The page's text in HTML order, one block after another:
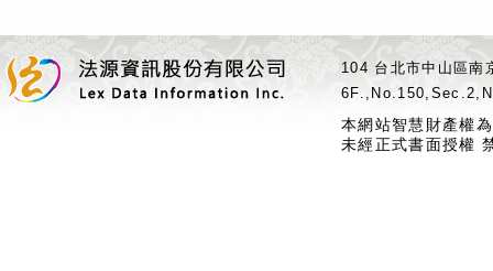
104 台北市中山區
本網站智慧財產權
未經正式書面授權